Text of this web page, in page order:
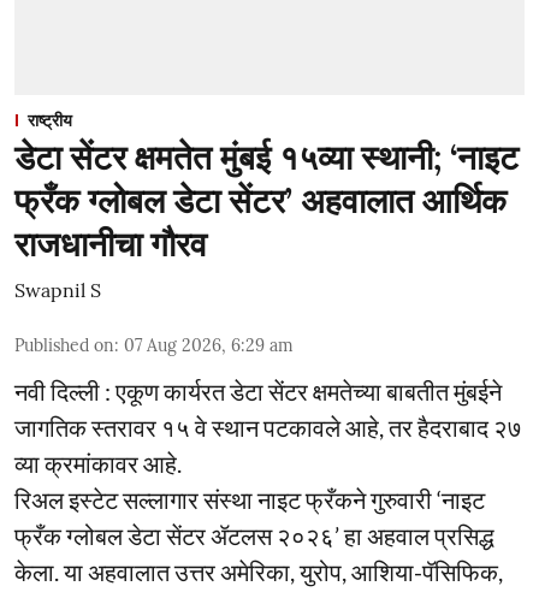
राष्ट्रीय
डेटा सेंटर क्षमतेत मुंबई १५व्या स्थानी; ‘नाइट
फ्रँक ग्लोबल डेटा सेंटर’ अहवालात आर्थिक
राजधानीचा गौरव
Swapnil S
Published on: 07 Aug 2026, 6:29 am
नवी दिल्ली : एकूण कार्यरत डेटा सेंटर क्षमतेच्या बाबतीत मुंबईने
जागतिक स्तरावर १५ वे स्थान पटकावले आहे, तर हैदराबाद २७
व्या क्रमांकावर आहे.
रिअल इस्टेट सल्लागार संस्था नाइट फ्रँकने गुरुवारी ‘नाइट
फ्रँक ग्लोबल डेटा सेंटर ॲटलस २०२६’ हा अहवाल प्रसिद्ध
केला. या अहवालात उत्तर अमेरिका, युरोप, आशिया-पॅसिफिक,